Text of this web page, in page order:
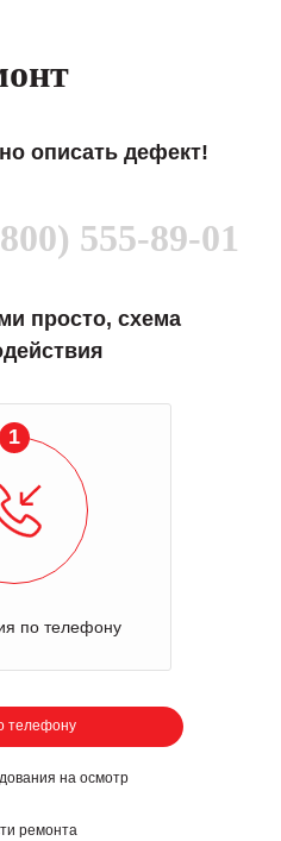
описать дефект!
555-89-01
просто, схема
1
по телефону
телефону
на осмотр
ремонта